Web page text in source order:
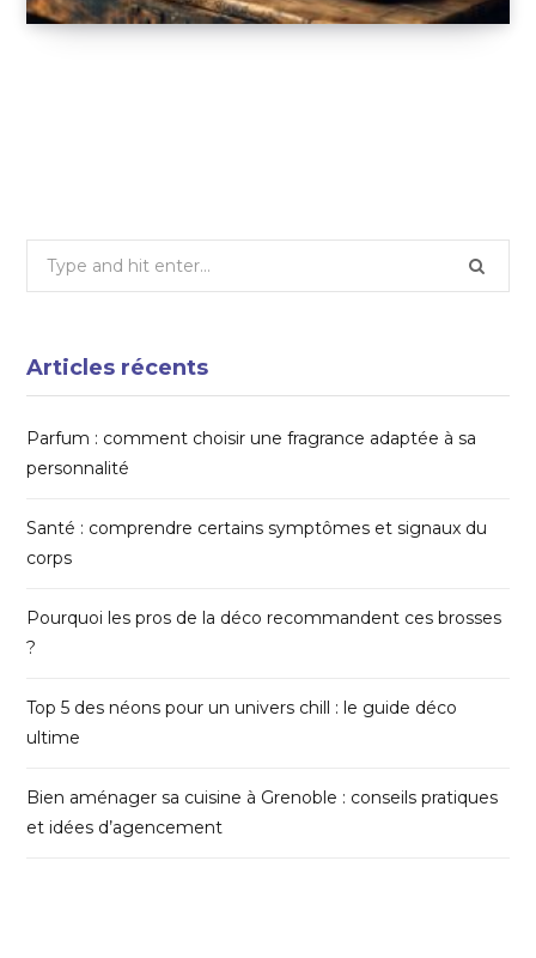
Search
Articles récents
Parfum : comment choisir une fragrance adaptée à sa
personnalité
Santé : comprendre certains symptômes et signaux du
corps
Pourquoi les pros de la déco recommandent ces brosses
?
Top 5 des néons pour un univers chill : le guide déco
ultime
Bien aménager sa cuisine à Grenoble : conseils pratiques
et idées d’agencement